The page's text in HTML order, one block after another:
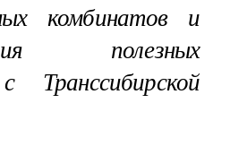
комбинатов и
полезных
Транссибирской